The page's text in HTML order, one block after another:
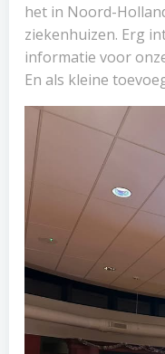
het in Noord-
ziekenhuizen. Erg
informatie voor
En als kleine